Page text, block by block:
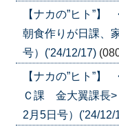
【ナカの”ヒト”
朝食作りが日課、
号）('24/12/17)
【ナカの”ヒト”
Ｃ課 金大翼課長
2月5日号）('24/12/